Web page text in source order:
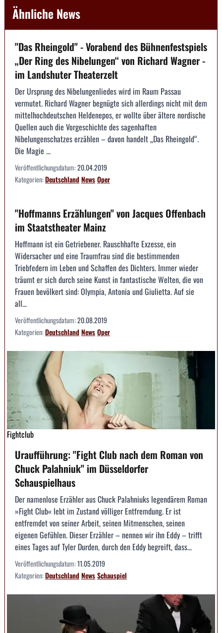
Ähnliche News
"Das Rheingold" - Vorabend des Bühnenfestspiels
„Der Ring des Nibelungen“ von Richard Wagner -
im Landshuter Theaterzelt
Der Ursprung des Nibelungenliedes wird im Raum Passau
vermutet. Richard Wagner begnügte sich allerdings nicht mit dem
mittelhochdeutschen Heldenepos, er wollte über ältere nordische
Quellen auch die Vorgeschichte des sagenhaften
Nibelungenschatzes erzählen – davon handelt „Das Rheingold“.
Die Magie ...
Veröffentlichungsdatum:20.04.2019
Kategorien:DeutschlandNewsOper
"Hoffmanns Erzählungen" von Jacques Offenbach
im Staatstheater Mainz
Hoffmann ist ein Getriebener. Rauschhafte Exzesse, ein
Widersacher und eine Traumfrau sind die bestimmenden
Triebfedern im Leben und Schaffen des Dichters. Immer wieder
träumt er sich durch seine Kunst in fantastische Welten, die von
Frauen bevölkert sind: Olympia, Antonia und Giulietta. Auf sie
all...
Veröffentlichungsdatum:20.08.2019
Kategorien:DeutschlandNewsOper
Fightclub
Uraufführung: "Fight Club nach dem Roman von
Chuck Palahniuk" im Düsseldorfer
Schauspielhaus
Der namenlose Erzähler aus Chuck Palahniuks legendärem Roman
»Fight Club« lebt im Zustand völliger Entfremdung. Er ist
entfremdet von seiner Arbeit, seinen Mitmenschen, seinen
eigenen Gefühlen. Dieser Erzähler – nennen wir ihn Eddy – trifft
eines Tages auf Tyler Durden, durch den Eddy begreift, dass...
Veröffentlichungsdatum:11.05.2019
Kategorien:DeutschlandNewsSchauspiel